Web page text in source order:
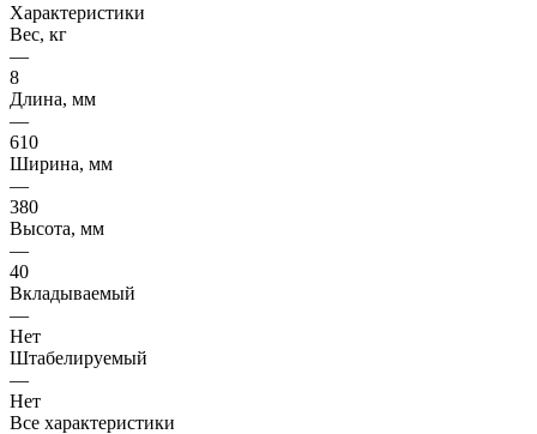
Характеристики
Вес, кг
—
8
Длина, мм
—
610
Ширина, мм
—
380
Высота, мм
—
40
Вкладываемый
—
Нет
Штабелируемый
—
Нет
Все характеристики